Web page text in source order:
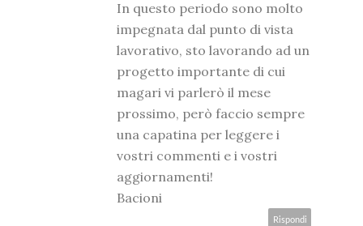
In questo periodo sono molto
impegnata dal punto di vista
lavorativo, sto lavorando ad un
progetto importante di cui
magari vi parlerò il mese
prossimo, però faccio sempre
una capatina per leggere i
vostri commenti e i vostri
aggiornamenti!
Bacioni
Rispondi